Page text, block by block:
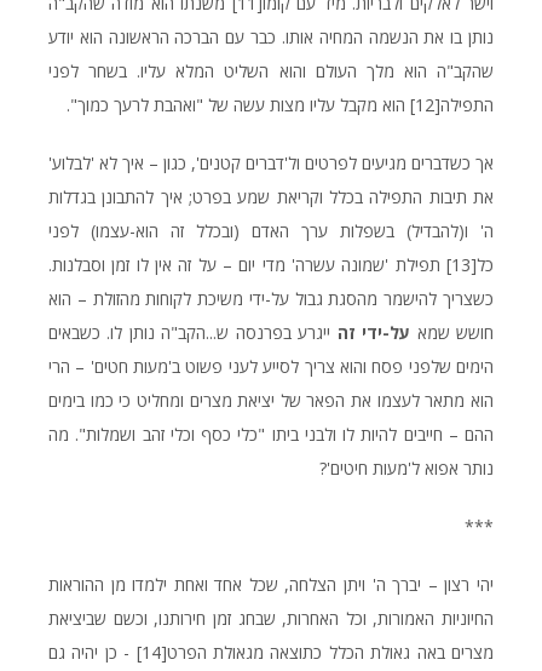
נותן בו את הנשמה המחיה אותו. כבר עם הברכה הראשונה הוא יודע
שהקב"ה הוא מלך העולם והוא השליט המלא עליו. בשחר לפני
התפילה[12] הוא מקבל עליו מצות עשה של "ואהבת לרעך כמוך".
אך כשדברים מגיעים לפרטים ול'דברים קטנים', כגון – איך לא 'לבלוע'
את תיבות התפילה בכלל וקריאת שמע בפרט; איך להתבונן בגדלות
ה' ו(להבדיל) בשפלות ערך האדם (ובכלל זה הוא-עצמו) לפני
כל[13] תפילת 'שמונה עשרה' מדי יום – על זה אין לו זמן וסבלנות.
כשצריך להישמר מהסגת גבול על-ידי משיכת לקוחות מהזולת – הוא
חושש שמא על-ידי זה ייגרע בפרנסה ש...הקב"ה נותן לו. כשבאים
הימים שלפני פסח והוא צריך לסייע לעני פשוט ב'מעות חטים' – הרי
הוא מתאר לעצמו את הפאר של יציאת מצרים ומחליט כי כמו בימים
ההם – חייבים להיות לו ולבני ביתו "כלי כסף וכלי זהב ושמלות". מה
נותר אפוא ל'מעות חיטים'?
***
יהי רצון – יברך ה' ויתן הצלחה, שכל אחד ואחת ילמדו מן ההוראות
החיוניות האמורות, וכל האחרות, שבחג זמן חירותנו, וכשם שביציאת
מצרים באה גאולת הכלל כתוצאה מגאולת הפרט[14] - כן יהיה גם